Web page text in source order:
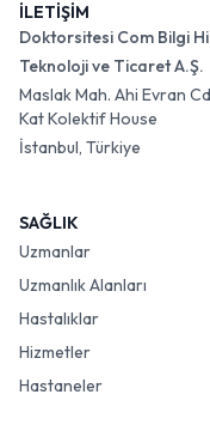
İLETİŞİM
Doktorsitesi Com Bilgi
Teknoloji ve Ticaret A.Ş.
Maslak Mah. Ahi Evran
Kat Kolektif House
İstanbul, Türkiye
SAĞLIK
Uzmanlar
Uzmanlık Alanları
Hastalıklar
Hizmetler
Hastaneler